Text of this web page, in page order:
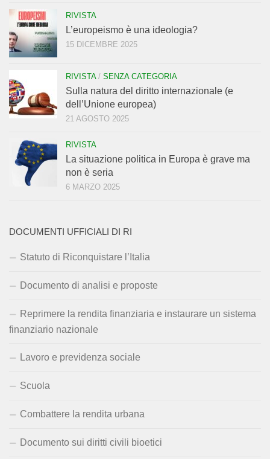
RIVISTA
L’europeismo è una ideologia?
15 DICEMBRE 2025
RIVISTA/ SENZA CATEGORIA
Sulla natura del diritto internazionale (e
dell’Unione europea)
21 AGOSTO 2025
RIVISTA
La situazione politica in Europa è grave ma
non è seria
6 MARZO 2025
DOCUMENTI UFFICIALI DI RI
Statuto di Riconquistare l’Italia
Documento di analisi e proposte
Reprimere la rendita finanziaria e instaurare un sistema
finanziario nazionale
Lavoro e previdenza sociale
Scuola
Combattere la rendita urbana
Documento sui diritti civili bioetici